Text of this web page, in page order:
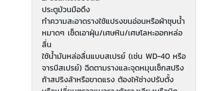
ประตูม้วนมือดึง
ทำความสะอาดรางใช้แปรงขนอ่อนหรือผ้าชุบน้ำ
หมาดๆ เช็ดเอาฝุ่น/เศษหิน/เศษโลหะออกหล่อ
ลื่น
ใช้น้ำมันหล่อลื่นแบบสเปรย์ (เช่น WD-40 หรือ
จารบีสเปรย์) ฉีดตามรางและจุดหมุนเช็กสปริง
ถ้าสปริงล้าหรือขาดแรง ต้องให้ช่างปรับตั้ง